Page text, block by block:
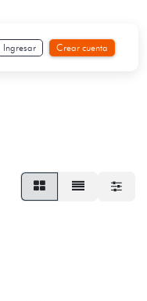
Ingresar Crear cuenta